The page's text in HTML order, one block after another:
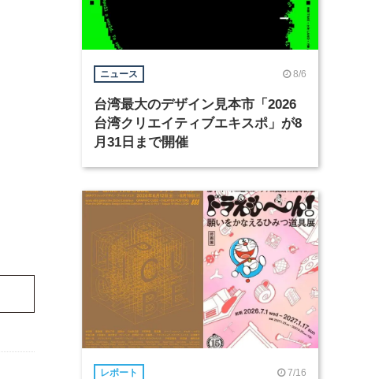
ニュース 8/6
台湾最大のデザイン見本市「2026
台湾クリエイティブエキスポ」が8
月31日まで開催
レポート 7/16